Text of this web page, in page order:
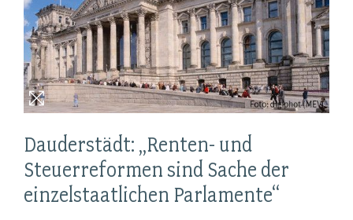
Dauderstädt: „Renten- und
Steuerreformen sind Sache der
einzelstaatlichen Parlamente“